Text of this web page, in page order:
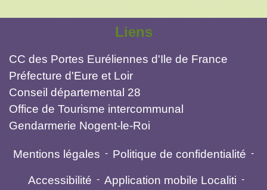
Liens
CC des Portes Euréliennes d'Ile de France
Préfecture d'Eure et Loir
Conseil départemental 28
Office de Tourisme intercommunal
Gendarmerie Nogent-le-Roi
Mentions légales - Politique de confidentialité -
Accessibilité - Application mobile Localiti -